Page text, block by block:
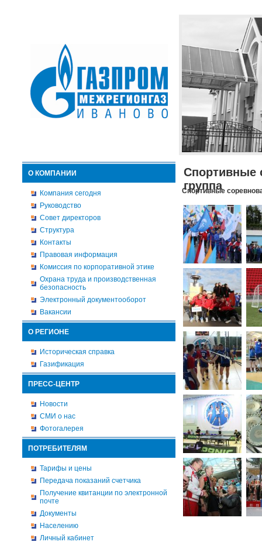
О КОМПАНИИ
Компания сегодня
Руководство
Совет директоров
Структура
Контакты
Правовая информация
Комиссия по корпоративной этике
Охрана труда и производственная
безопасность
Электронный документооборот
Вакансии
О РЕГИОНЕ
Историческая справка
Газификация
ПРЕСС-ЦЕНТР
Новости
СМИ о нас
Фотогалерея
ПОТРЕБИТЕЛЯМ
Тарифы и цены
Передача показаний счетчика
Получение квитанции по электронной
почте
Документы
Населению
Личный кабинет
Спортивные
группа
Спортивные